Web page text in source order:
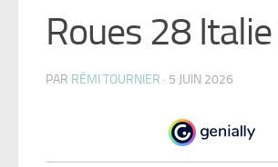
Roues 28
PAR RÉMI TOURNIER · 5 JUIN 2026